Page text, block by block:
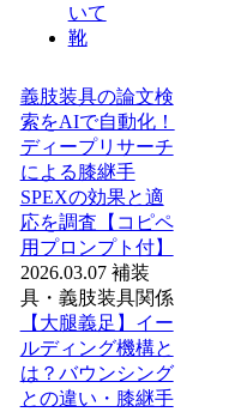
いて
靴
義肢装具の論文検
索をAIで自動化！
ディープリサーチ
による膝継手
SPEXの効果と適
応を調査【コピペ
用プロンプト付】
2026.03.07 補装
具・義肢装具関係
【大腿義足】イー
ルディング機構と
は？バウンシング
との違い・膝継手